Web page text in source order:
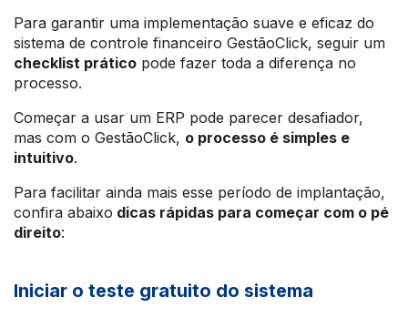
Para garantir uma implementação suave e eficaz do
sistema de controle financeiro GestãoClick, seguir um
checklist prático pode fazer toda a diferença no
processo.
Começar a usar um ERP pode parecer desafiador,
mas com o GestãoClick, o processo é simples e
intuitivo.
Para facilitar ainda mais esse período de implantação,
confira abaixo dicas rápidas para começar com o pé
direito:
Iniciar o teste gratuito do sistema